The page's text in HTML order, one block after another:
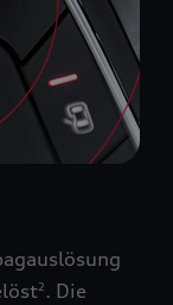
2. Die